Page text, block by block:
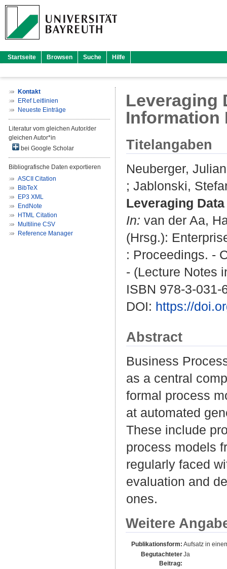
Startseite Browsen Suche Hilfe
Kontakt
ERef Leitlinien
Neueste Einträge
Literatur vom gleichen Autor/der
gleichen Autor*in
bei Google Scholar
Bibliografische Daten exportieren
ASCII Citation
BibTeX
EP3 XML
EndNote
HTML Citation
Multiline CSV
Reference Manager
Leveraging
Information
Titelangaben
Neuberger, Julian
; Jablonski,
Leveraging
In: van der Aa,
(Hrsg.):
: Proceedings. -
- (Lecture Notes
ISBN 978-3-031-
DOI: https://
Abstract
Business
as a central
formal process
at automated
These include
process models
regularly faced
evaluation and
ones.
Weitere
Publikationsform: Aufsatz in
Begutachteter
Beitrag:
Ja